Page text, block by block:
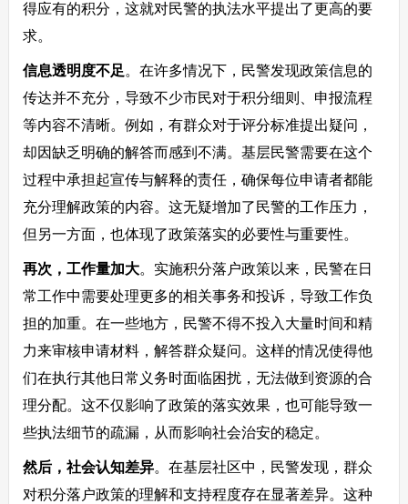
得应有的积分，这就对民警的执法水平提出了更高的要
求。
信息透明度不足。在许多情况下，民警发现政策信息的
传达并不充分，导致不少市民对于积分细则、申报流程
等内容不清晰。例如，有群众对于评分标准提出疑问，
却因缺乏明确的解答而感到不满。基层民警需要在这个
过程中承担起宣传与解释的责任，确保每位申请者都能
充分理解政策的内容。这无疑增加了民警的工作压力，
但另一方面，也体现了政策落实的必要性与重要性。
再次，工作量加大。实施积分落户政策以来，民警在日
常工作中需要处理更多的相关事务和投诉，导致工作负
担的加重。在一些地方，民警不得不投入大量时间和精
力来审核申请材料，解答群众疑问。这样的情况使得他
们在执行其他日常义务时面临困扰，无法做到资源的合
理分配。这不仅影响了政策的落实效果，也可能导致一
些执法细节的疏漏，从而影响社会治安的稳定。
然后，社会认知差异。在基层社区中，民警发现，群众
对积分落户政策的理解和支持程度存在显著差异。这种